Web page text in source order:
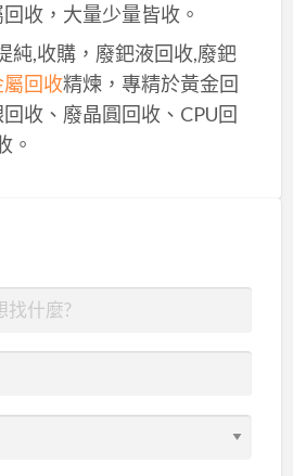
收，大量少量皆收。
純,收購，廢鈀液回收,廢鈀
回收精煉，專精於黃金回
收、廢晶圓回收、CPU回
。